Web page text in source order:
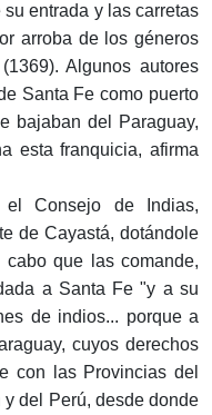
entrada y las carretas
arroba de los géneros
Algunos autores
Santa Fe como puerto
bajaban del Paraguay,
esta franquicia, afirma
Consejo de Indias,
de Cayastá, dotándole
que las comande,
a Santa Fe "y a su
de indios... porque a
cuyos derechos
con las Provincias del
y del Perú, desde donde